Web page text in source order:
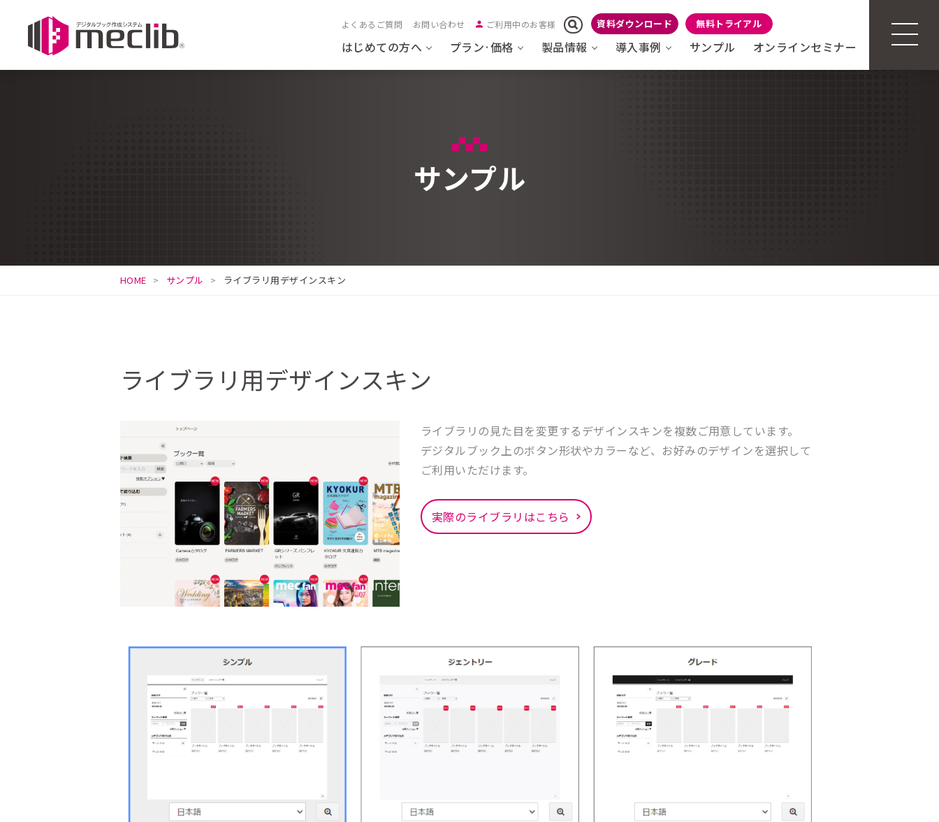
よくあるご質問 お問い合わせ ご利用中のお客様 資料ダウンロード 無料トライアル
はじめての方へ プラン·価格 製品情報 導入事例 サンプル オンラインセミナー
サンプル
HOME サンプル ライブラリ用デザインスキン
ライブラリ用デザインスキン
ライブラリの見た目を変更するデザインスキンを複数ご用意しています。
デジタルブック上のボタン形状やカラーなど、お好みのデザインを選択して
ご利用いただけます。
実際のライブラリはこちら